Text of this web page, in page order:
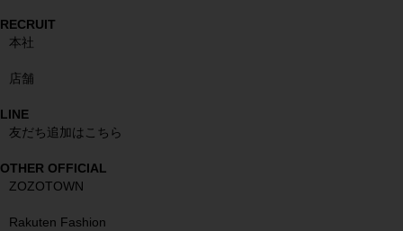
RECRUIT
本社
店舗
LINE
友だち追加はこちら
OTHER OFFICIAL
ZOZOTOWN
Rakuten Fashion